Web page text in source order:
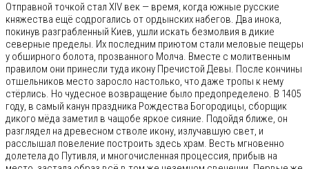
Отправной точкой стал XIV век — время, когда южные русские
княжества ещё содрогались от ордынских набегов. Два инока,
покинув разграбленный Киев, ушли искать безмолвия в дикие
северные пределы. Их последним приютом стали меловые пещеры
у обширного болота, прозванного Молча. Вместе с молитвенным
правилом они принесли туда икону Пречистой Девы. После кончины
отшельников место заросло настолько, что даже тропы к нему
стёрлись. Но чудесное возвращение было предопределено. В 1405
году, в самый канун праздника Рождества Богородицы, сборщик
дикого мёда заметил в чащобе яркое сияние. Подойдя ближе, он
разглядел на древесном стволе икону, излучавшую свет, и
расслышал повеление построить здесь храм. Весть мгновенно
долетела до Путивля, и многочисленная процессия, прибыв на